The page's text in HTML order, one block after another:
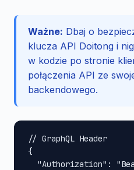
Ważne: Dbaj o
klucza API Doitong i
w kodzie po stronie
połączenia API ze
backendowego.
// GraphQL Header
{
"Authorization":